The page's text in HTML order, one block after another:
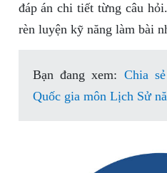
đáp án chi tiết từng câu
rèn luyện kỹ năng làm bài
Bạn đang xem: Chia
Quốc gia môn Lịch Sử